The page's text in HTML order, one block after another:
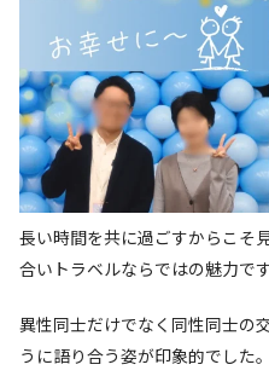
長い時間を共に過ごすからこそ
合いトラベルならではの魅力です
異性同士だけでなく同性同士の
うに語り合う姿が印象的でした。